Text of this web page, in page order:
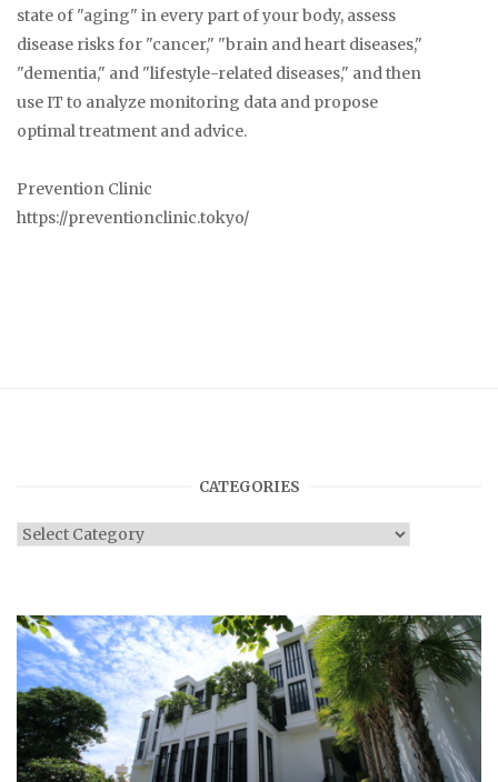
state of "aging" in every part of your body, assess
disease risks for "cancer," "brain and heart diseases,"
"dementia," and "lifestyle-related diseases," and then
use IT to analyze monitoring data and propose
optimal treatment and advice.
Prevention Clinic
https://preventionclinic.tokyo/
CATEGORIES
Categories